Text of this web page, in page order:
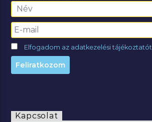
Elfogadom az adatkezelési tájékoztatót.
Kapcsolat